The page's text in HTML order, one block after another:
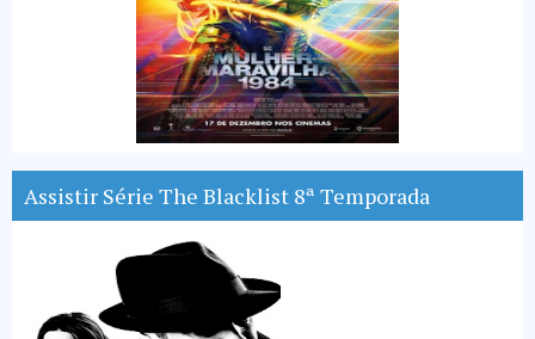
Assistir Série The Blacklist 8ª Temporada